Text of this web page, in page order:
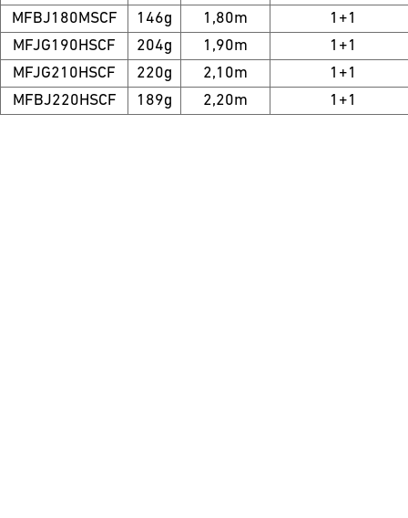
MFBJ180MSCF
146g 1,80m
1+1
MFJG190HSCF
204g 1,90m
1+1
MFJG210HSCF
220g 2,10m
1+1
MFBJ220HSCF
189g 2,20m 1+1